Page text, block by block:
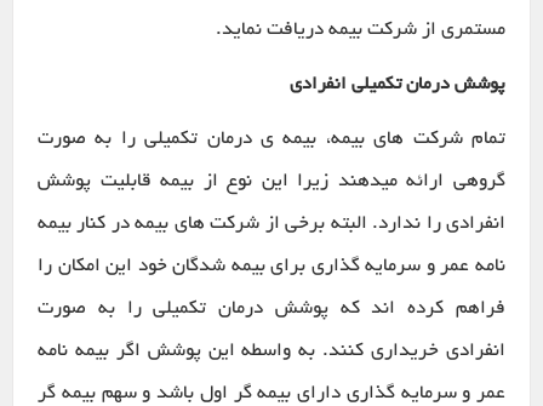
مستمری از شرکت بیمه دریافت نماید.
پوشش درمان تکمیلی انفرادی
تمام شرکت های بیمه، بیمه ی درمان تکمیلی را به صورت
گروهی ارائه میدهند زیرا این نوع از بیمه قابلیت پوشش
انفرادی را ندارد. البته برخی از شرکت های بیمه در کنار بیمه
نامه عمر و سرمایه گذاری برای بیمه شدگان خود این امکان را
فراهم کرده اند که پوشش درمان تکمیلی را به صورت
انفرادی خریداری کنند. به واسطه این پوشش اگر بیمه نامه
عمر و سرمایه گذاری دارای بیمه گر اول باشد و سهم بیمه گر